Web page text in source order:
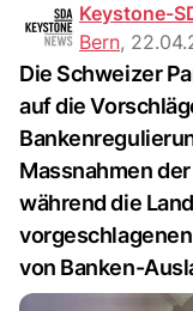
Keystone-
Bern,
Die Schweizer
auf die
Massnahmen
während die
von Banken-